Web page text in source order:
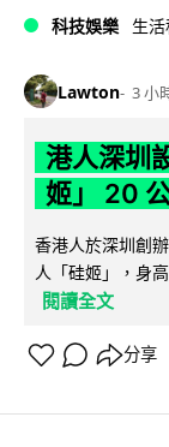
科技娛樂 生
Lawton 3 小
港人深圳
姬」 20
香港人於深圳創
人「硅姬」，身
閱讀全文
分享